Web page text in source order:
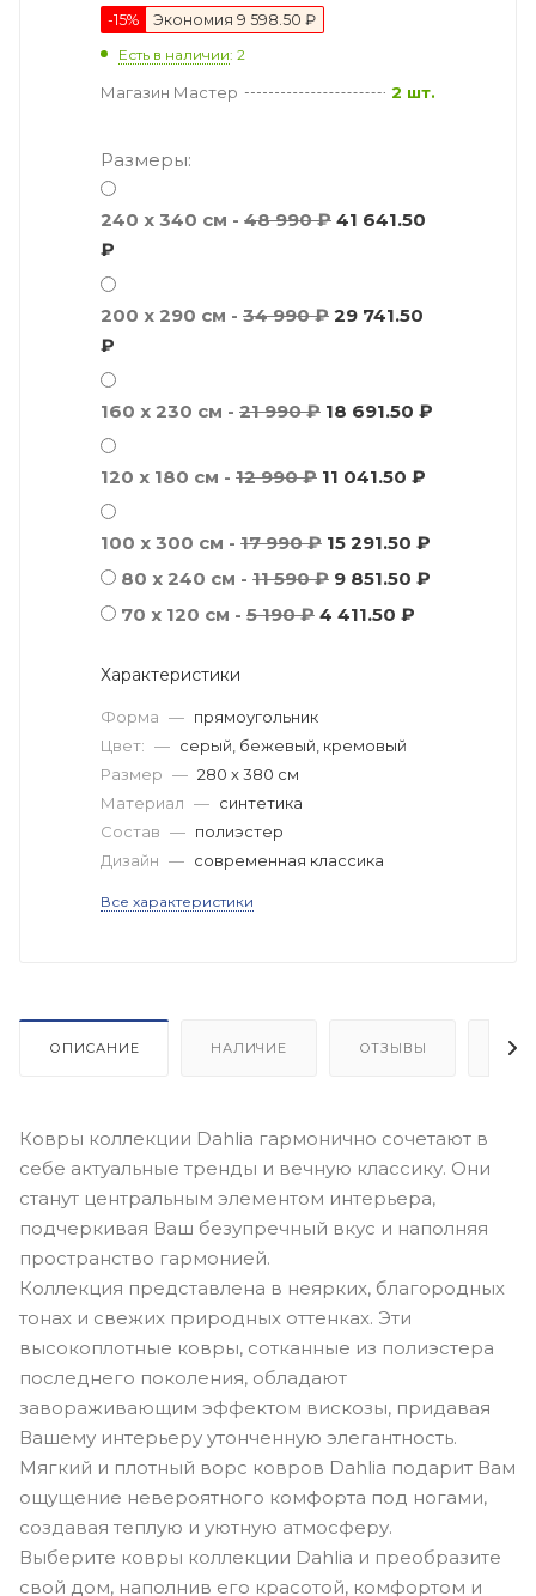
-15% Экономия 9 598.50 ₽
Есть в наличии: 2
Магазин Мастер 2 шт.
Размеры:
240 x 340 см - 48 990 ₽ 41 641.50
₽
200 x 290 см - 34 990 ₽ 29 741.50
₽
160 x 230 см - 21 990 ₽ 18 691.50 ₽
120 x 180 см - 12 990 ₽ 11 041.50 ₽
100 x 300 см - 17 990 ₽ 15 291.50 ₽
80 x 240 см - 11 590 ₽ 9 851.50 ₽
70 х 120 см - 5 190 ₽ 4 411.50 ₽
Характеристики
Форма — прямоугольник
Цвет: — серый, бежевый, кремовый
Размер — 280 x 380 см
Материал — синтетика
Состав — полиэстер
Дизайн — современная классика
Все характеристики
ОПИСАНИЕ НАЛИЧИЕ ОТЗЫВЫ
Ковры коллекции Dahlia гармонично сочетают в
себе актуальные тренды и вечную классику. Они
станут центральным элементом интерьера,
подчеркивая Ваш безупречный вкус и наполняя
пространство гармонией.
Коллекция представлена в неярких, благородных
тонах и свежих природных оттенках. Эти
высокоплотные ковры, сотканные из полиэстера
последнего поколения, обладают
завораживающим эффектом вискозы, придавая
Вашему интерьеру утонченную элегантность.
Мягкий и плотный ворс ковров Dahlia подарит Вам
ощущение невероятного комфорта под ногами,
создавая теплую и уютную атмосферу.
Выберите ковры коллекции Dahlia и преобразите
свой дом, наполнив его красотой, комфортом и